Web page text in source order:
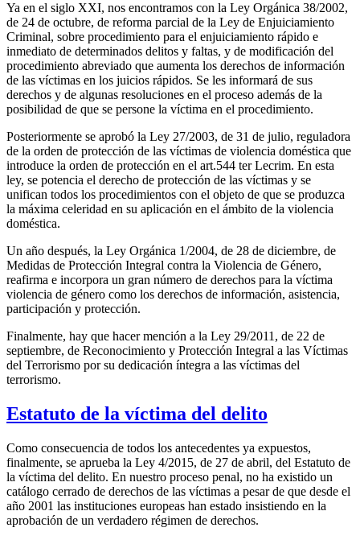
Ya en el siglo XXI, nos encontramos con la Ley Orgánica 38/2002,
de 24 de octubre, de reforma parcial de la Ley de Enjuiciamiento
Criminal, sobre procedimiento para el enjuiciamiento rápido e
inmediato de determinados delitos y faltas, y de modificación del
procedimiento abreviado que aumenta los derechos de información
de las víctimas en los juicios rápidos. Se les informará de sus
derechos y de algunas resoluciones en el proceso además de la
posibilidad de que se persone la víctima en el procedimiento.
Posteriormente se aprobó la Ley 27/2003, de 31 de julio, reguladora
de la orden de protección de las víctimas de violencia doméstica que
introduce la orden de protección en el art.544 ter Lecrim. En esta
ley, se potencia el derecho de protección de las víctimas y se
unifican todos los procedimientos con el objeto de que se produzca
la máxima celeridad en su aplicación en el ámbito de la violencia
doméstica.
Un año después, la Ley Orgánica 1/2004, de 28 de diciembre, de
Medidas de Protección Integral contra la Violencia de Género,
reafirma e incorpora un gran número de derechos para la víctima
violencia de género como los derechos de información, asistencia,
participación y protección.
Finalmente, hay que hacer mención a la Ley 29/2011, de 22 de
septiembre, de Reconocimiento y Protección Integral a las Víctimas
del Terrorismo por su dedicación íntegra a las víctimas del
terrorismo.
Estatuto de la víctima del delito
Como consecuencia de todos los antecedentes ya expuestos,
finalmente, se aprueba la Ley 4/2015, de 27 de abril, del Estatuto de
la víctima del delito. En nuestro proceso penal, no ha existido un
catálogo cerrado de derechos de las víctimas a pesar de que desde el
año 2001 las instituciones europeas han estado insistiendo en la
aprobación de un verdadero régimen de derechos.